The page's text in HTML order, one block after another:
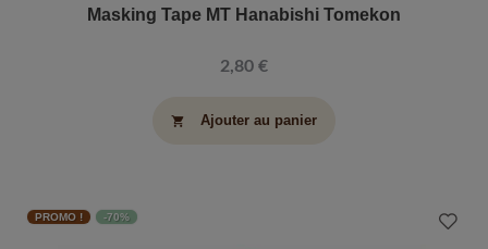
Masking Tape MT Hanabishi Tomekon
2,80 €
shopping_cart Ajouter au panier
PROMO ! -70%